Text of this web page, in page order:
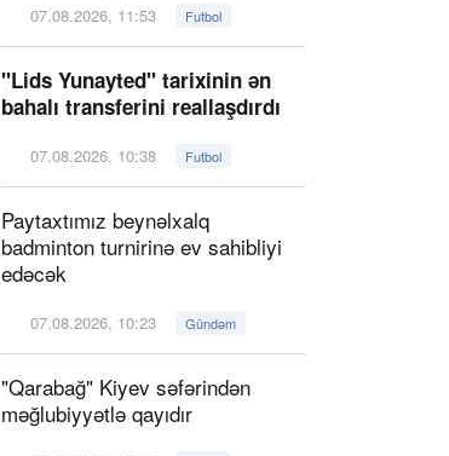
07.08.2026, 11:53 Futbol
"Lids Yunayted" tarixinin ən
bahalı transferini reallaşdırdı
07.08.2026, 10:38 Futbol
Paytaxtımız beynəlxalq
badminton turnirinə ev sahibliyi
edəcək
07.08.2026, 10:23 Gündəm
"Qarabağ" Kiyev səfərindən
məğlubiyyətlə qayıdır